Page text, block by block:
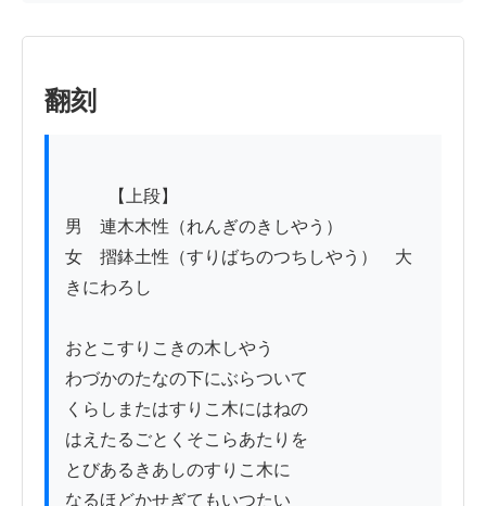
翻刻
男　連木木性（れんぎのきしやう）
女　摺鉢土性（すりばちのつちしやう）　大
きにわろし
おとこすりこきの木しやう
わづかのたなの下にぶらついて
くらしまたはすりこ木にはねの
はえたるごとくそこらあたりを
とびあるきあしのすりこ木に
なるほどかせぎてもいつたい